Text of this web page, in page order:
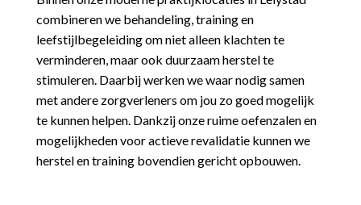
combineren we behandeling, training en
leefstijlbegeleiding om niet alleen klachten te
verminderen, maar ook duurzaam herstel te
stimuleren. Daarbij werken we waar nodig samen
met andere zorgverleners om jou zo goed mogelijk
te kunnen helpen. Dankzij onze ruime oefenzalen en
mogelijkheden voor actieve revalidatie kunnen we
herstel en training bovendien gericht opbouwen.